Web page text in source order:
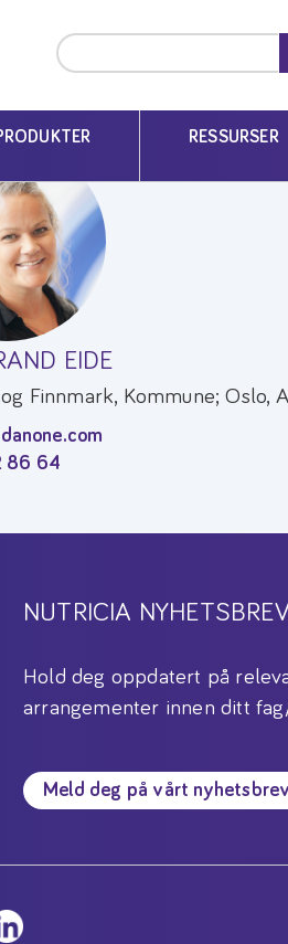
RESSURSER
EIDE
Finnmark, Kommune; Oslo,
86 64
NUTRICIA
Hold deg oppdatert på
arrangementer innen ditt
Meld deg på vårt nyhetsbrev